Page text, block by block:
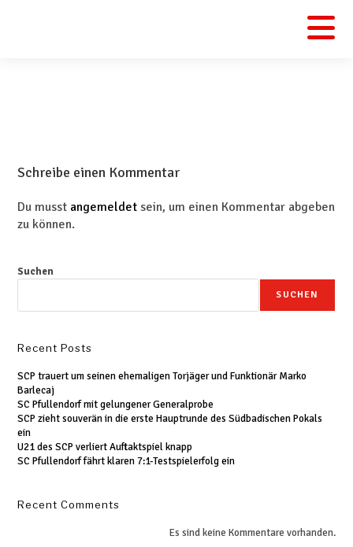
Schreibe einen Kommentar
Du musst angemeldet sein, um einen Kommentar abgeben
zu können.
Suchen
SUCHEN
Recent Posts
SCP trauert um seinen ehemaligen Torjäger und Funktionär Marko
Barlecaj
SC Pfullendorf mit gelungener Generalprobe
SCP zieht souverän in die erste Hauptrunde des Südbadischen Pokals
ein
U21 des SCP verliert Auftaktspiel knapp
SC Pfullendorf fährt klaren 7:1-Testspielerfolg ein
Recent Comments
Es sind keine Kommentare vorhanden.